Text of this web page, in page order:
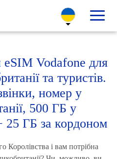
Vodafone для
та туристів.
номер у
500 ГБ у
25 ГБ за кордоном
і вам потрібна